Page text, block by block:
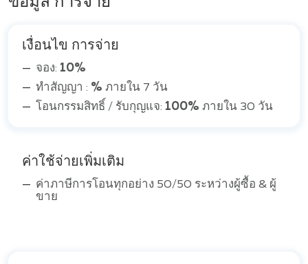
เงื่อนไข การจ่าย
จอง: 10%
ทำสัญญา : % ภายใน 7 วัน
โอนกรรมสิทธิ์ / รับกุญแจ: 100% ภายใน 30 วัน
ค่าใช้จ่ายเพิ่มเติม
ค่าภาษีการโอนทุกอย่าง 50/50 ระหว่างผู้ซื้อ & ผู้
ขาย